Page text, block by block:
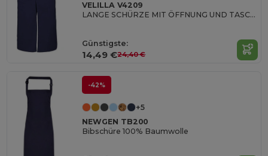
VELILLA V4209
LANGE SCHÜRZE MIT ÖFFNUNG UND TASCHEN
Günstigste:
14,49 €24,40 €
-42%
+5
NEWGEN TB200
Bibschüre 100% Baumwolle